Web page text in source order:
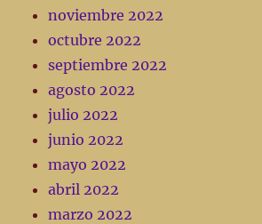
noviembre 2022
octubre 2022
septiembre 2022
agosto 2022
julio 2022
junio 2022
mayo 2022
abril 2022
marzo 2022